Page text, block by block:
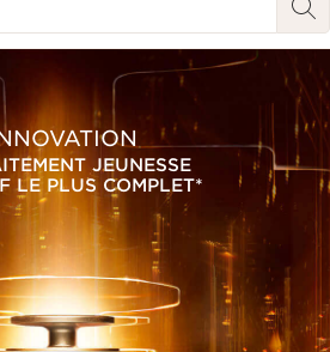
JEUNESSE
LE PLUS COMPLET*